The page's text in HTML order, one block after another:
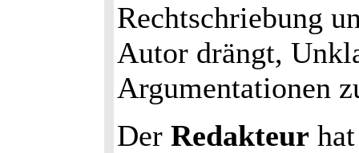
Rechtschriebung
Autor drängt,
Argumentationen
Der Redakteur